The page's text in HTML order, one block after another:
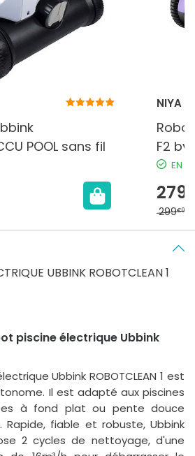
POOL sans fil
NIYA
F2
EN
279
299€00
UBBINK ROBOTCLEAN 1
piscine électrique Ubbink
Ubbink ROBOTCLEAN 1 est
Il est adapté aux piscines
à fond plat ou pente douce
Rapide, fiable et robuste, Ubbink
2 cycles de nettoyage, d'une